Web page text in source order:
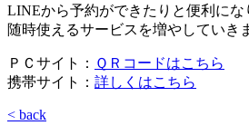
LINEから予約ができたりと便利にな
随時使えるサービスを増やしていき
ＰＣサイト： ＱＲコードはこちら
携帯サイト： 詳しくはこちら
< back